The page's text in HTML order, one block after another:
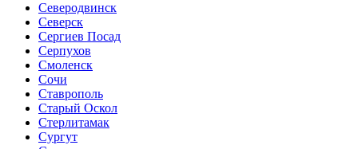
Северодвинск
Северск
Сергиев Посад
Серпухов
Смоленск
Сочи
Ставрополь
Старый Оскол
Стерлитамак
Сургут